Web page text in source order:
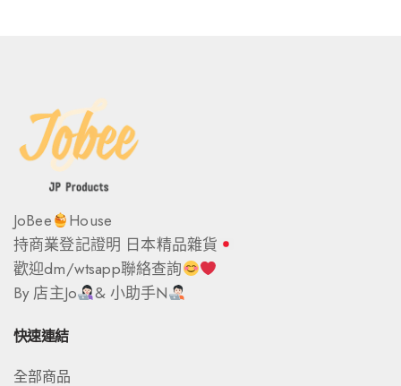
JoBee
House
持商業登記證明 日本精品雜貨
歡迎dm/wtsapp聯絡查詢
By 店主Jo
& 小助手N
快速連結
全部商品